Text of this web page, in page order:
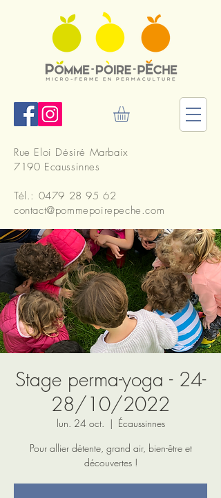
Rue Eloi Désiré Marbaix
7190 Ecaussinnes
Tél.: 0479 28 95 62
contact@pommepoirepeche.com
Stage perma-yoga - 24-
28/10/2022
lun. 24 oct.
  |
Écaussinnes
Pour allier détente, grand air, bien-être et